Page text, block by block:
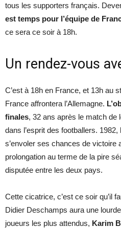
tous les supporters français.
est temps pour l’équipe de
ce sera ce soir à 18h.
Un rendez-vous
C’est à 18h en France, et 13h au
France affrontera l’Allemagne.
finales, 32 ans après le match de
dans l’esprit des footballers.
s’envoler ses chances de victoire
prolongation au terme de la pire
disputée entre les deux pays.
Cette cicatrice, c’est ce soir qu’il
Didier Deschamps aura une
joueurs les plus attendus, Karim